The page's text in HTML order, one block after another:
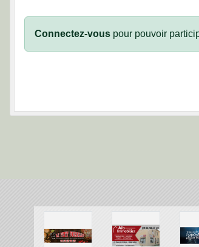
Connectez-vous pour pouvoir